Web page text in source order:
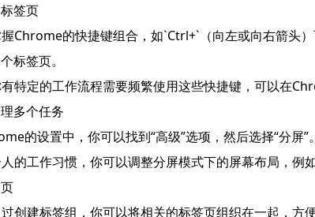
签页
Chrome的快捷键组合，如`Ctrl+`（向左或向右箭头
标签页。
特定的工作流程需要频繁使用这些快捷键，可以在
多个任务
的设置中，你可以找到“高级”选项，然后选择“分屏
的工作习惯，你可以调整分屏模式下的屏幕布局，例
创建标签组，你可以将相关的标签页组织在一起，